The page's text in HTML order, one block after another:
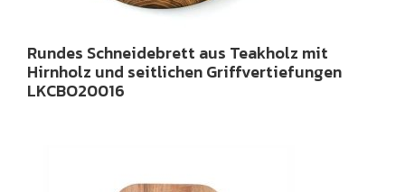
Rundes Schneidebrett aus Teakholz mit
Hirnholz und seitlichen Griffvertiefungen
LKCBO20016